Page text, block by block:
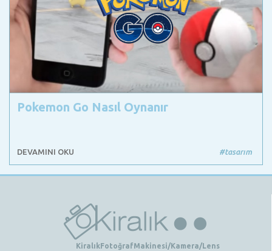
Pokemon Go Nasıl Oynanır
DEVAMINI OKU #tasarım
KiralıkFotoğrafMakinesi/Kamera/Lens